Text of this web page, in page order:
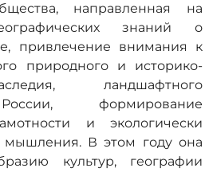
направленная на
знаний о
привлечение внимания к
природного и историко-
ландшафтного
формирование
и экологически
мышления. В этом году она
культур, географии